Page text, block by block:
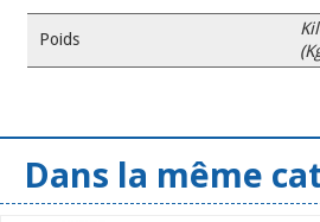
Poids
Dans la même